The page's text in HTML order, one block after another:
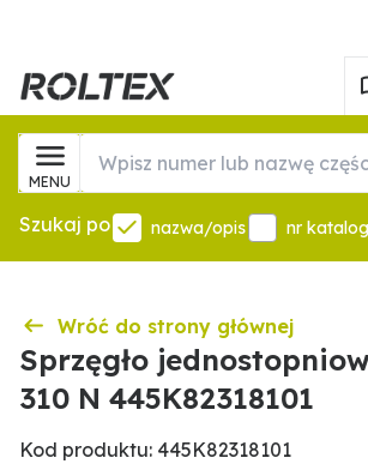
MENU
Szukaj po nazwa/opis nr
Wróć do strony głównej
Sprzęgło
310 N 445K82318101
Kod produktu: 445K82318101